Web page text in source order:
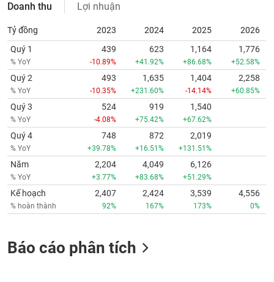
Doanh thu Lợi nhuận
Tỷ đồng 2023 2024 2025
2026
Quý 1
% YoY
439
-10.89%
623
+41.92%
1,164
+86.68%
1,776
+52.58%
Quý 2
% YoY
493
-10.35%
1,635
+231.60%
1,404
-14.14%
2,258
+60.85%
Quý 3
% YoY
524
-4.08%
919
+75.42%
1,540
+67.62%
Quý 4
% YoY
748
+39.78%
872
+16.51%
2,019
+131.51%
Năm
% YoY
2,204
+3.77%
4,049
+83.68%
6,126
+51.29%
Kế hoạch
% hoàn thành
2,407
92%
2,424
167%
3,539
173%
4,556
0%
Báo cáo phân tích